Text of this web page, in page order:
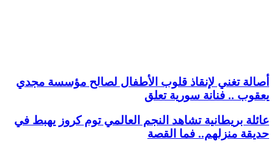
أصالة تغني لإنقاذ قلوب الأطفال لصالح مؤسسة مجدي
يعقوب .. فنانة سورية تعلق
عائلة بريطانية تشاهد النجم العالمي توم كروز يهبط في
حديقة منزلهم.. فما القصة